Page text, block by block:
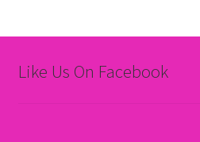
Like Us On Facebook